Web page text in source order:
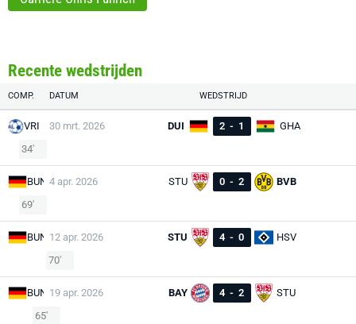
Recente wedstrijden
COMP. DATUM WEDSTRIJD
VRI 30 mrt. 2026 DUI 2 - 1
GHA
34'
BUN 4 apr. 2026 STU 0 - 2
BVB
69'
BUN 12 apr. 2026 STU 4 - 0
HSV
70'
BUN 19 apr. 2026 BAY 4 - 2
STU
65'